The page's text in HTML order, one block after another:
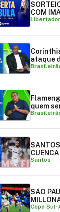
COM
ataque
quem
Santos
SÃO
Copa